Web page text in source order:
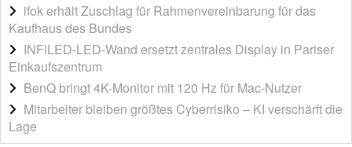
ifok erhält Zuschlag für Rahmenvereinbarung für das
Kaufhaus des Bundes
INFiLED-LED-Wand ersetzt zentrales Display in Pariser
Einkaufszentrum
BenQ bringt 4K-Monitor mit 120 Hz für Mac-Nutzer
Mitarbeiter bleiben größtes Cyberrisiko – KI verschärft die
Lage